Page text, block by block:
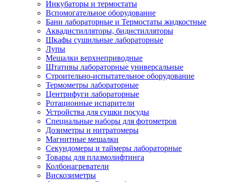
Инкубаторы и термостаты
Вспомогательное оборудование
Бани лабораторные и Термостаты жидкостные
Аквадистилляторы, бидистилляторы
Шкафы сушильные лабораторные
Лупы
Мешалки верхнеприводные
Штативы лабораторные универсальные
Строительно-испытательное оборудование
Термометры лабораторные
Центрифуги лабораторные
Ротационные испарители
Устройства для сушки посуды
Специальные наборы для фотометров
Дозиметры и нитратомеры
Магнитные мешалки
Секундомеры и таймеры лабораторные
Товары для плазмолифтинга
Колбонагреватели
Вискозиметры